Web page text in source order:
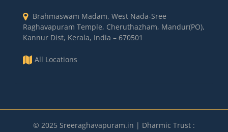
Brahmaswam Madam, West Nada-Sree
Raghavapuram Temple, Cheruthazham, Mandur(PO),
Kannur Dist, Kerala, India – 670501
All Locations
© 2025 Sreeraghavapuram.in | Dharmic Trust :